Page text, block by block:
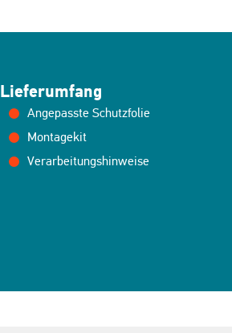
Lieferumfang
Angepasste Schutzfolie
Montagekit
Verarbeitungshinweise